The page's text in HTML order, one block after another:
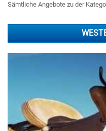
Sämtliche Angebote zu der